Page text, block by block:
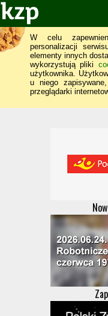
W celu
personalizacji
elementy innych
wykorzystują pliki
użytkownika.
u niego
przeglądarki